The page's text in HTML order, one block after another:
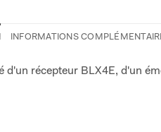
INFORMATIONS
récepteur BLX4E, d'un